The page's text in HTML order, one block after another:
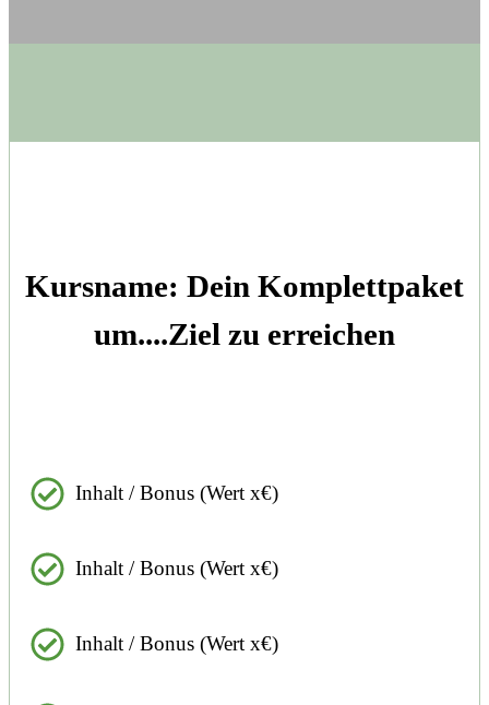
Kursname: Dein Komplettpaket
um....Ziel zu erreichen
Inhalt / Bonus (Wert x€)
Inhalt / Bonus (Wert x€)
Inhalt / Bonus (Wert x€)